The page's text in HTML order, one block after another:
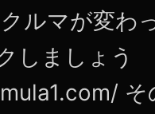
ルマが変わ
しましょう